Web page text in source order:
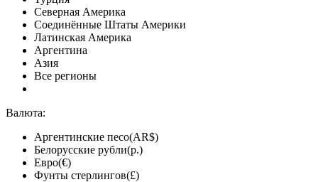
Северная Америка
Соединённые Штаты Америки
Латинская Америка
Аргентина
Азия
Все регионы
Валюта:
Аргентинские песо(AR$)
Белорусские рубли(р.)
Евро(€)
Фунты стерлингов(£)